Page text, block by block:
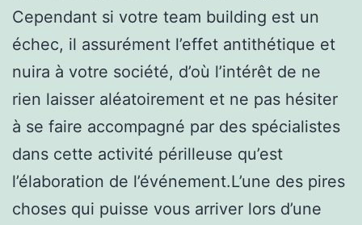
Cependant si votre team building est un
échec, il assurément l’effet antithétique et
nuira à votre société, d’où l’intérêt de ne
rien laisser aléatoirement et ne pas hésiter
à se faire accompagné par des spécialistes
dans cette activité périlleuse qu’est
l’élaboration de l’événement.L’une des pires
choses qui puisse vous arriver lors d’une